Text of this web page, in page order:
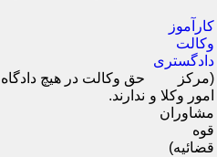
کارآموز
وکالت
دادگستری
(مرکز
امور وکلا و
مشاوران
قوه
قضائیه)
حق وکالت در هیچ
ندارند.